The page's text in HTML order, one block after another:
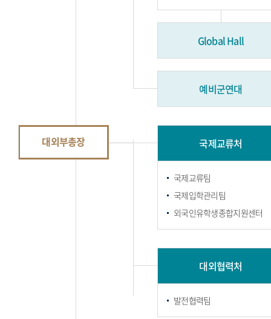
Global Hall
예비군연대
대외부총장 국제교류처
국제교류팀
국제입학관리팀
외국인유학생종합지원센터
대외협력처
발전협력팀